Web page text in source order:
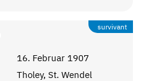
survivant
16. Februar 1907
Tholey, St. Wendel